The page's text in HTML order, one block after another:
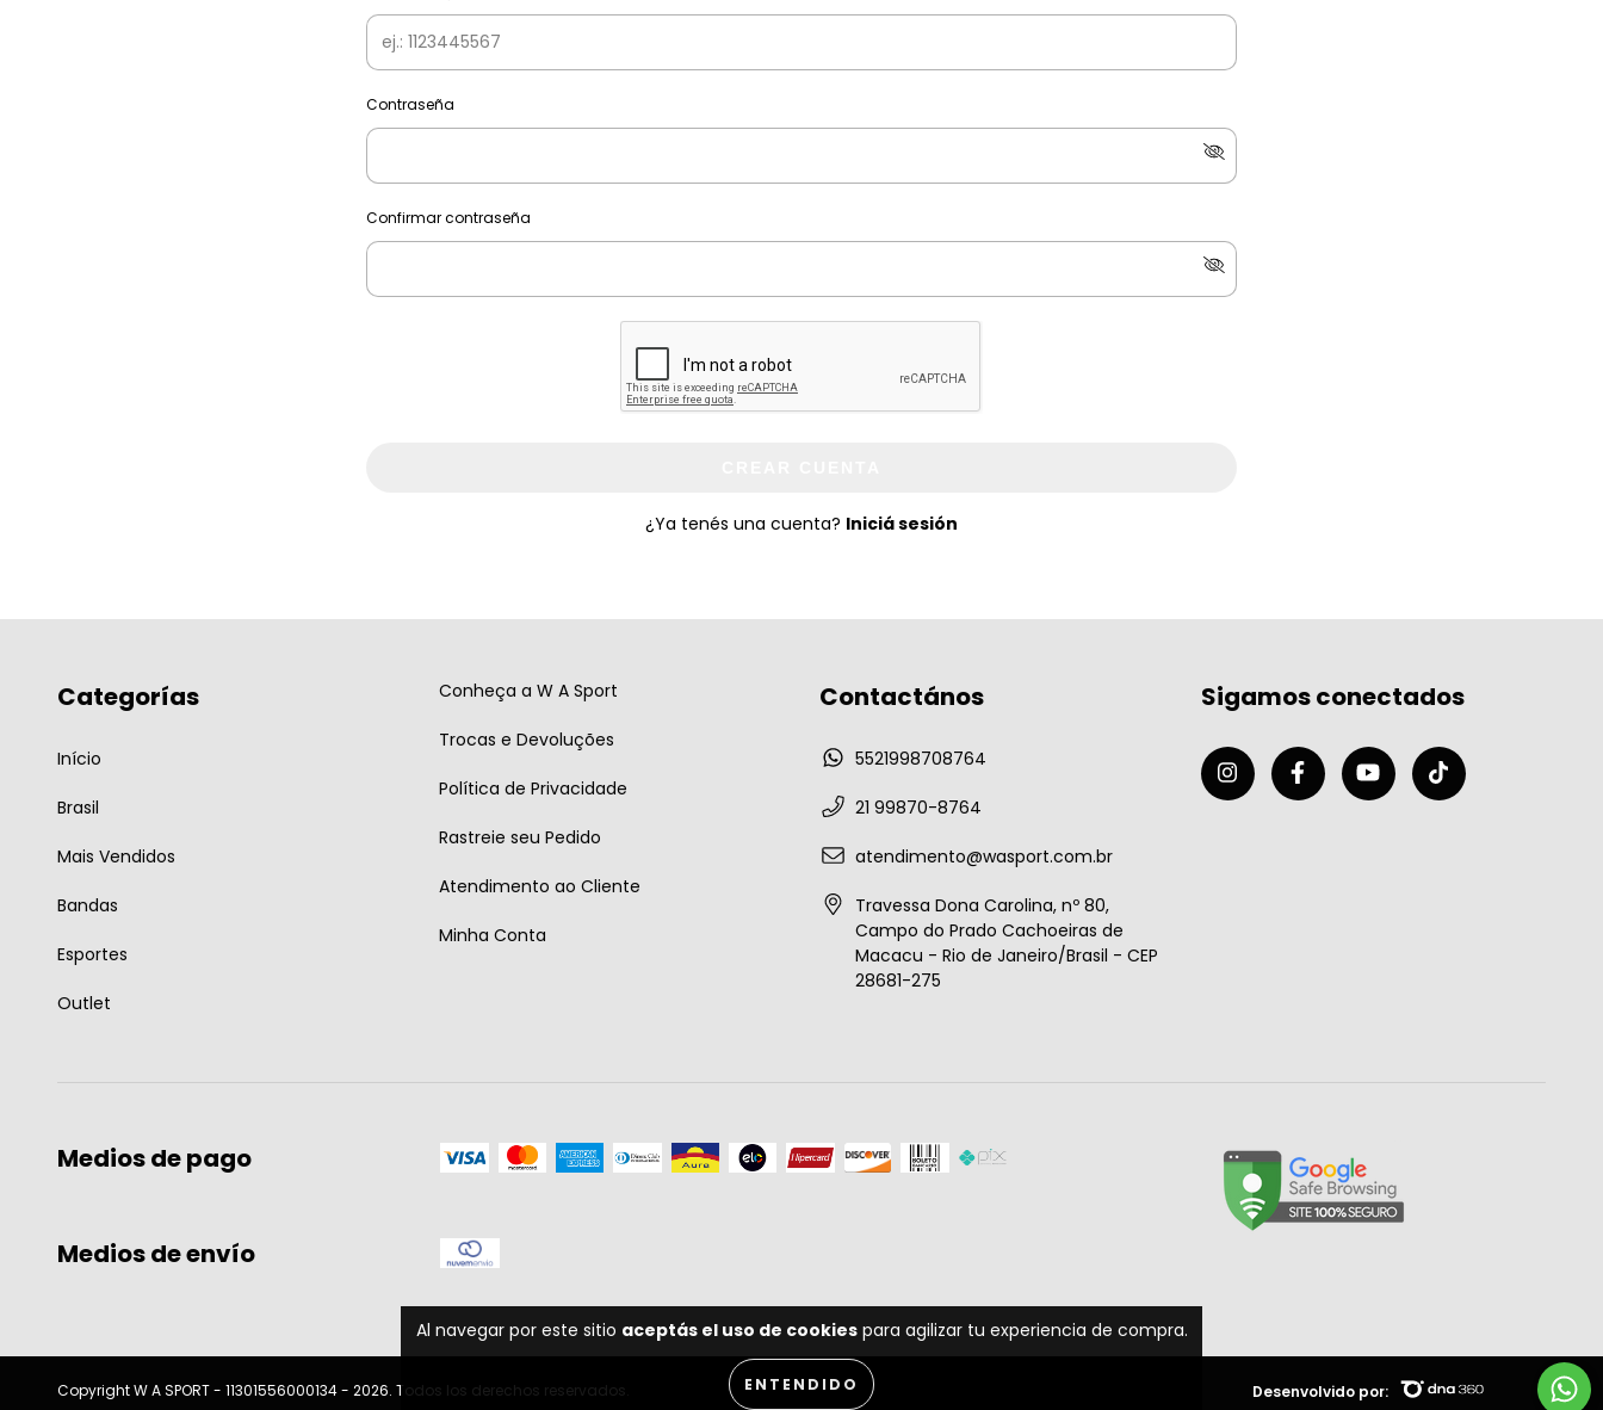
Al navegar por este sitio aceptás el uso de cookiespara agilizar tu experiencia de compra.
ENTENDIDO
Contraseña
Confirmar contraseña
¿Ya tenés una cuenta? Iniciá sesión
Categorías
Início
Brasil
Mais Vendidos
Bandas
Esportes
Outlet
Conheça a W A Sport
Trocas e Devoluções
Política de Privacidade
Rastreie seu Pedido
Atendimento ao Cliente
Minha Conta
Contactános
5521998708764
21 99870-8764
atendimento@wasport.com.br
Travessa Dona Carolina, nº 80,
Campo do Prado Cachoeiras de
Macacu - Rio de Janeiro/Brasil - CEP
28681-275
Sigamos conectados
Medios de pago
Medios de envío
Copyright W A SPORT - 11301556000134 - 2026. Todos los derechos reservados. Desenvolvido por: